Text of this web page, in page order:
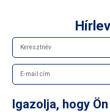
Igazolja, hogy